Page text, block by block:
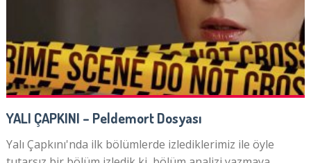
YALI ÇAPKINI – Peldemort Dosyası
Yalı Çapkını'nda ilk bölümlerde izlediklerimiz ile öyle